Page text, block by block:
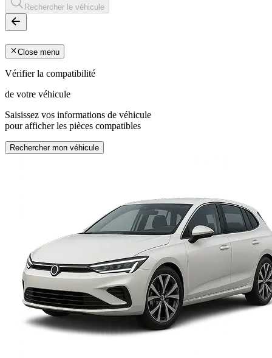
Rechercher le véhicule
Close menu
Vérifier la compatibilité
de votre véhicule
Saisissez vos informations de véhicule
pour afficher les pièces compatibles
Rechercher mon véhicule